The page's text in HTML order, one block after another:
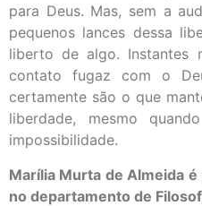
para Deus. Mas, sem a
pequenos lances dessa
liberto de algo. Instantes
contato fugaz com o
certamente são o que
liberdade, mesmo
impossibilidade.
Marília Murta de Almeida
no departamento de